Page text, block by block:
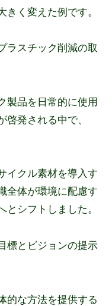
く変えた例です。
ラスチック削減の取
製品を日常的に使用
啓発される中で、
イクル素材を導入す
全体が環境に配慮す
シフトしました。
標とビジョンの提示
的な方法を提供する